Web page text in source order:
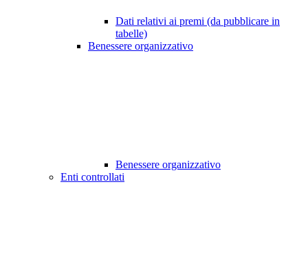
Dati relativi ai premi (da pubblicare in
tabelle)
Benessere organizzativo
Benessere organizzativo
Enti controllati